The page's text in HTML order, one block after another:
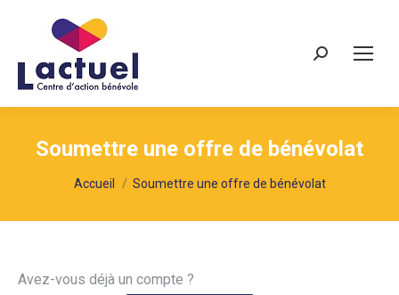
Recherche
Soumettre une offre de bénévolat
Vous êtes ici :
Accueil Soumettre une offre de bénévolat
Avez-vous déjà un compte ?